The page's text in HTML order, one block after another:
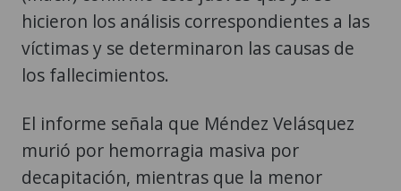
hicieron los análisis correspondientes a las
víctimas y se determinaron las causas de
los fallecimientos.
El informe señala que Méndez Velásquez
murió por hemorragia masiva por
decapitación, mientras que la menor